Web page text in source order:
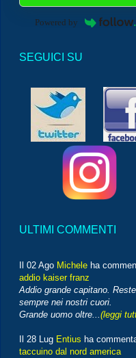
Powered by
SEGUICI SU
ULTIMI COMMENTI
Il 02 Ago Michele ha
addio kaiser franz
Addio grande capitano.
sempre nei nostri cuori.
Grande uomo oltre...(leggi
Il 28 Lug Entius ha
taccuino dal nord america